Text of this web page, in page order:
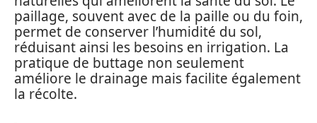
paillage, souvent avec de la paille ou du foin,
permet de conserver l’humidité du sol,
réduisant ainsi les besoins en irrigation. La
pratique de buttage non seulement
améliore le drainage mais facilite également
la récolte.